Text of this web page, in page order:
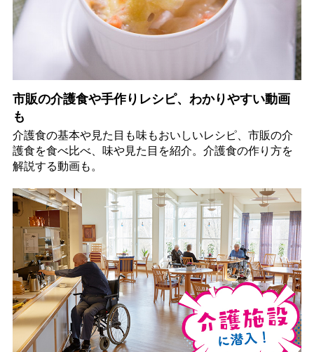
市販の介護食や手作りレシピ、わかりやすい動画
も
介護食の基本や見た目も味もおいしいレシピ、市販の介
護食を食べ比べ、味や見た目を紹介。介護食の作り方を
解説する動画も。